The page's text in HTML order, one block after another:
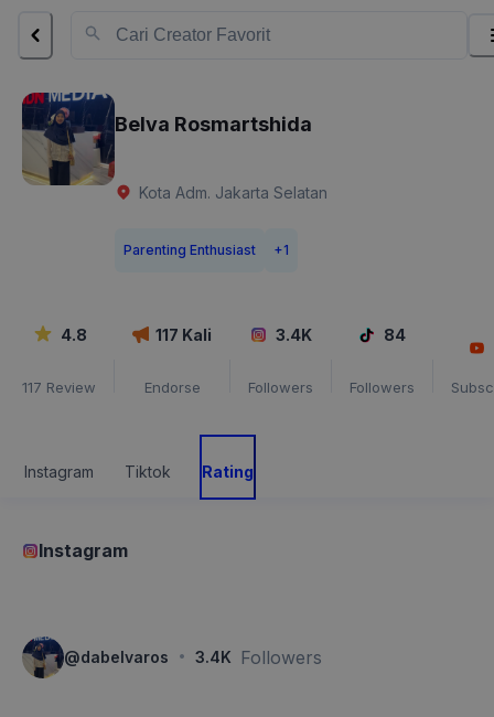
Belva Rosmartshida
Kota Adm. Jakarta Selatan
Parenting Enthusiast +1
4.8
117 Review
117 Kali
Endorse
3.4K
Followers
84
Followers
Instagram Tiktok Rating
Instagram
@dabelvaros · 3.4K Followers